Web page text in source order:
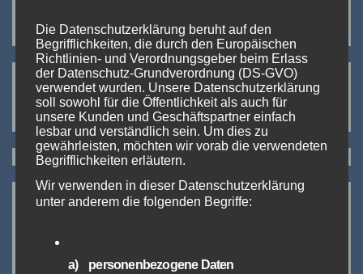
Neueste Kommentare:
Es sind keine Kommentare vorhanden.
Die Datenschutzerklärung beruht auf den
Begrifflichkeiten, die durch den Europäischen
Richtlinien- und Verordnungsgeber beim Erlass
der Datenschutz-Grundverordnung (DS-GVO)
verwendet wurden. Unsere Datenschutzerklärung
soll sowohl für die Öffentlichkeit als auch für
unsere Kunden und Geschäftspartner einfach
lesbar und verständlich sein. Um dies zu
gewährleisten, möchten wir vorab die verwendeten
Begrifflichkeiten erläutern.
Wir verwenden in dieser Datenschutzerklärung
unter anderem die folgenden Begriffe:
a) personenbezogene Daten